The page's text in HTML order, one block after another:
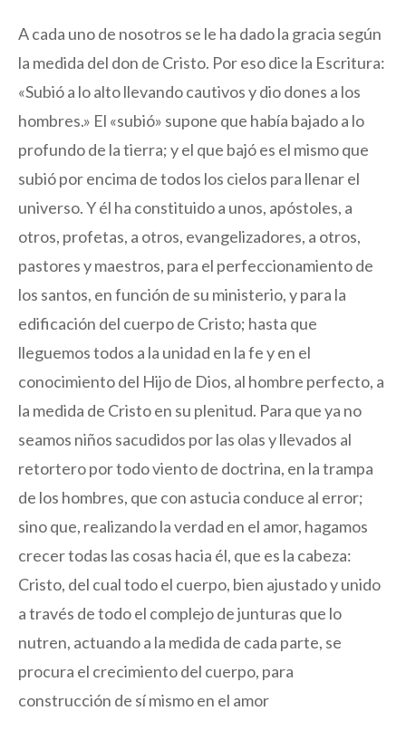
A cada uno de nosotros se le ha dado la gracia según
la medida del don de Cristo. Por eso dice la Escritura:
«Subió a lo alto llevando cautivos y dio dones a los
hombres.» El «subió» supone que había bajado a lo
profundo de la tierra; y el que bajó es el mismo que
subió por encima de todos los cielos para llenar el
universo. Y él ha constituido a unos, apóstoles, a
otros, profetas, a otros, evangelizadores, a otros,
pastores y maestros, para el perfeccionamiento de
los santos, en función de su ministerio, y para la
edificación del cuerpo de Cristo; hasta que
lleguemos todos a la unidad en la fe y en el
conocimiento del Hijo de Dios, al hombre perfecto, a
la medida de Cristo en su plenitud. Para que ya no
seamos niños sacudidos por las olas y llevados al
retortero por todo viento de doctrina, en la trampa
de los hombres, que con astucia conduce al error;
sino que, realizando la verdad en el amor, hagamos
crecer todas las cosas hacia él, que es la cabeza:
Cristo, del cual todo el cuerpo, bien ajustado y unido
a través de todo el complejo de junturas que lo
nutren, actuando a la medida de cada parte, se
procura el crecimiento del cuerpo, para
construcción de sí mismo en el amor